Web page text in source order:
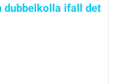
ifall det